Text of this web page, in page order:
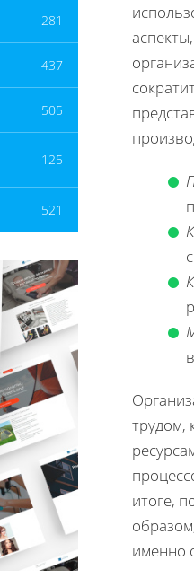
281
437
505
125
521
трудом,
итоге,
именно